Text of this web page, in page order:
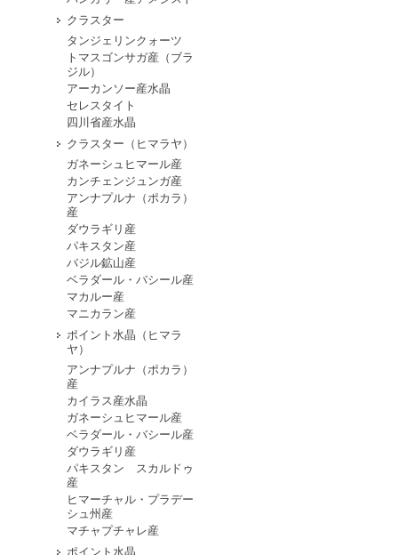
クラスター
タンジェリンクォーツ
トマスゴンサガ産（ブラ
ジル）
アーカンソー産水晶
セレスタイト
四川省産水晶
クラスター（ヒマラヤ）
ガネーシュヒマール産
カンチェンジュンガ産
アンナプルナ（ポカラ）
産
ダウラギリ産
パキスタン産
バジル鉱山産
ベラダール・バシール産
マカルー産
マニカラン産
ポイント水晶（ヒマラ
ヤ）
アンナプルナ（ポカラ）
産
カイラス産水晶
ガネーシュヒマール産
ベラダール・バシール産
ダウラギリ産
パキスタン スカルドゥ
産
ヒマーチャル・プラデー
シュ州産
マチャプチャレ産
ポイント水晶